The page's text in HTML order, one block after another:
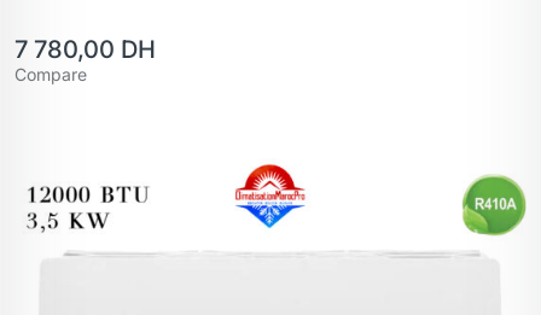
7 780,00 DH
Compare